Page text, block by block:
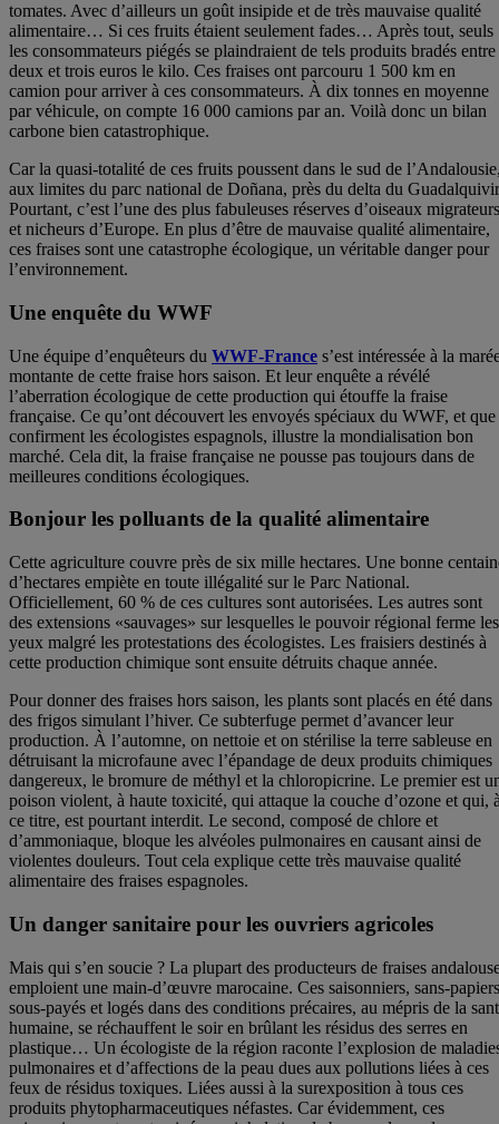
tomates. Avec d’ailleurs un goût insipide et de très mauvaise qualité
alimentaire… Si ces fruits étaient seulement fades… Après tout, seuls
les consommateurs piégés se plaindraient de tels produits bradés entre
deux et trois euros le kilo. Ces fraises ont parcouru 1 500 km en
camion pour arriver à ces consommateurs. À dix tonnes en moyenne
par véhicule, on compte 16 000 camions par an. Voilà donc un bilan
carbone bien catastrophique.
Car la quasi-totalité de ces fruits poussent dans le sud de
aux limites du parc national de Doñana, près du delta du
Pourtant, c’est l’une des plus fabuleuses réserves d’oiseaux migrateurs
et nicheurs d’Europe. En plus d’être de mauvaise qualité alimentaire,
ces fraises sont une catastrophe écologique, un véritable danger pour
l’environnement.
Une enquête du WWF
Une équipe d’enquêteurs du WWF-France s’est intéressée à la
montante de cette fraise hors saison. Et leur enquête a révélé
l’aberration écologique de cette production qui étouffe la fraise
française. Ce qu’ont découvert les envoyés spéciaux du WWF, et que
confirment les écologistes espagnols, illustre la mondialisation bon
marché. Cela dit, la fraise française ne pousse pas toujours dans de
meilleures conditions écologiques.
Bonjour les polluants de la qualité alimentaire
Cette agriculture couvre près de six mille hectares. Une bonne
d’hectares empiète en toute illégalité sur le Parc National.
Officiellement, 60 % de ces cultures sont autorisées. Les autres sont
des extensions «sauvages» sur lesquelles le pouvoir régional ferme les
yeux malgré les protestations des écologistes. Les fraisiers destinés à
cette production chimique sont ensuite détruits chaque année.
Pour donner des fraises hors saison, les plants sont placés en été dans
des frigos simulant l’hiver. Ce subterfuge permet d’avancer leur
production. À l’automne, on nettoie et on stérilise la terre sableuse en
détruisant la microfaune avec l’épandage de deux produits chimiques
dangereux, le bromure de méthyl et la chloropicrine. Le premier est
poison violent, à haute toxicité, qui attaque la couche d’ozone et qui,
ce titre, est pourtant interdit. Le second, composé de chlore et
d’ammoniaque, bloque les alvéoles pulmonaires en causant ainsi de
violentes douleurs. Tout cela explique cette très mauvaise qualité
alimentaire des fraises espagnoles.
Un danger sanitaire pour les ouvriers agricoles
Mais qui s’en soucie ? La plupart des producteurs de fraises
emploient une main-d’œuvre marocaine. Ces saisonniers, sans-
sous-payés et logés dans des conditions précaires, au mépris de la
humaine, se réchauffent le soir en brûlant les résidus des serres en
plastique… Un écologiste de la région raconte l’explosion de
pulmonaires et d’affections de la peau dues aux pollutions liées à ces
feux de résidus toxiques. Liées aussi à la surexposition à tous ces
produits phytopharmaceutiques néfastes. Car évidemment, ces